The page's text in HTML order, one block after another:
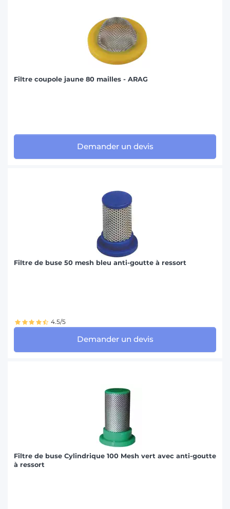
Filtre coupole jaune 80 mailles - ARAG
Demander un devis
Filtre de buse 50 mesh bleu anti-goutte à ressort
4.5/5
Demander un devis
Filtre de buse Cylindrique 100 Mesh vert avec anti-goutte
à ressort